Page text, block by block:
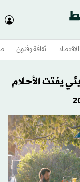
الاقتصاد ثقافة وفنون
يفتت الأحلام